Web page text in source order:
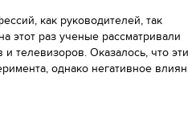
как руководителей, так
этот раз ученые рассматривали
телевизоров. Оказалось, что эти
однако негативное